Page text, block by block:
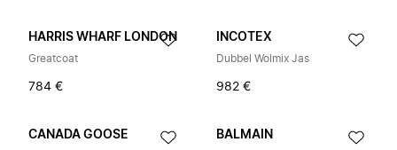
HARRIS WHARF LONDON
Greatcoat
784 €
INCOTEX
Dubbel Wolmix Jas
982 €
CANADA GOOSE BALMAIN